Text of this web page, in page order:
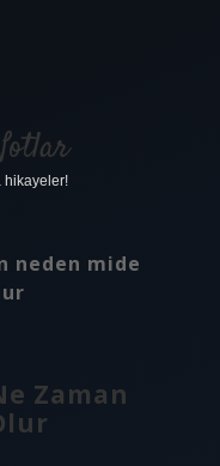
hikayeler!
neden mide
Zaman